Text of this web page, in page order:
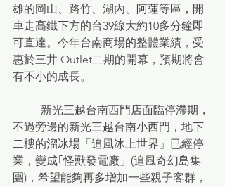
雄的岡山、路竹、湖內、阿蓮等區，開
車走高鐵下方的台39線大約10多分鐘即
可直達。今年台南商場的整體業績，受
惠於三井 Outlet二期的開幕，預期將會
有不小的成長。
不過旁邊的新光三越台南小西門，地下
二樓的溜冰場「追風冰上世界」已經停
業，變成｢怪獸發電廠」(追風奇幻島集
團)，希望能夠再多增加一些親子客群，